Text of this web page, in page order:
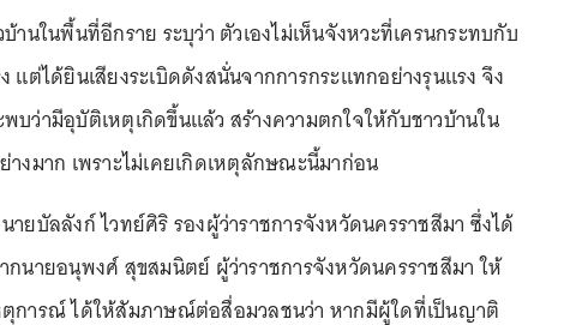
านในพื้นที่อีกราย ระบุว่า ตัวเองไม่เห็นจังหวะที่เครนกระทบกับ
แต่ได้ยินเสียงระเบิดดังสนั่นจากการกระแทกอย่างรุนแรง จึง
บว่ามีอุบัติเหตุเกิดขึ้นแล้ว สร้างความตกใจให้กับชาวบ้านใน
างมาก เพราะไม่เคยเกิดเหตุลักษณะนี้มาก่อน
ยบัลลังก์ ไวทย์ศิริ รองผู้ว่าราชการจังหวัดนครราชสีมา ซึ่งได้
นายอนุพงศ์ สุขสมนิตย์ ผู้ว่าราชการจังหวัดนครราชสีมา ให้
การณ์ ได้ให้สัมภาษณ์ต่อสื่อมวลชนว่า หากมีผู้ใดที่เป็นญาติ